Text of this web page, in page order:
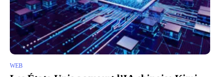
WEB